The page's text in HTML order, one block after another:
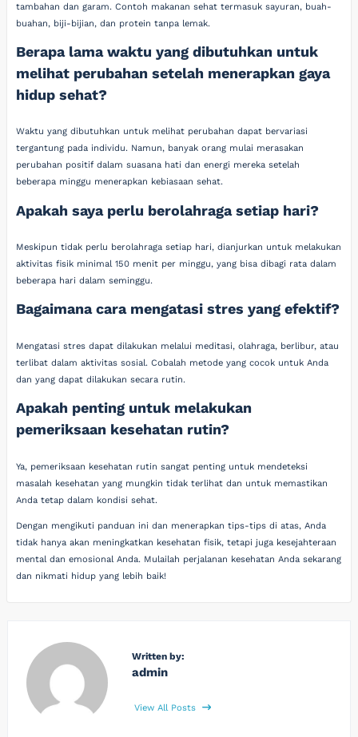
tambahan dan garam. Contoh makanan sehat termasuk sayuran, buah-
buahan, biji-bijian, dan protein tanpa lemak.
Berapa lama waktu yang dibutuhkan untuk
melihat perubahan setelah menerapkan gaya
hidup sehat?
Waktu yang dibutuhkan untuk melihat perubahan dapat bervariasi
tergantung pada individu. Namun, banyak orang mulai merasakan
perubahan positif dalam suasana hati dan energi mereka setelah
beberapa minggu menerapkan kebiasaan sehat.
Apakah saya perlu berolahraga setiap hari?
Meskipun tidak perlu berolahraga setiap hari, dianjurkan untuk melakukan
aktivitas fisik minimal 150 menit per minggu, yang bisa dibagi rata dalam
beberapa hari dalam seminggu.
Bagaimana cara mengatasi stres yang efektif?
Mengatasi stres dapat dilakukan melalui meditasi, olahraga, berlibur, atau
terlibat dalam aktivitas sosial. Cobalah metode yang cocok untuk Anda
dan yang dapat dilakukan secara rutin.
Apakah penting untuk melakukan
pemeriksaan kesehatan rutin?
Ya, pemeriksaan kesehatan rutin sangat penting untuk mendeteksi
masalah kesehatan yang mungkin tidak terlihat dan untuk memastikan
Anda tetap dalam kondisi sehat.
Dengan mengikuti panduan ini dan menerapkan tips-tips di atas, Anda
tidak hanya akan meningkatkan kesehatan fisik, tetapi juga kesejahteraan
mental dan emosional Anda. Mulailah perjalanan kesehatan Anda sekarang
dan nikmati hidup yang lebih baik!
Written by:
admin
View All Posts